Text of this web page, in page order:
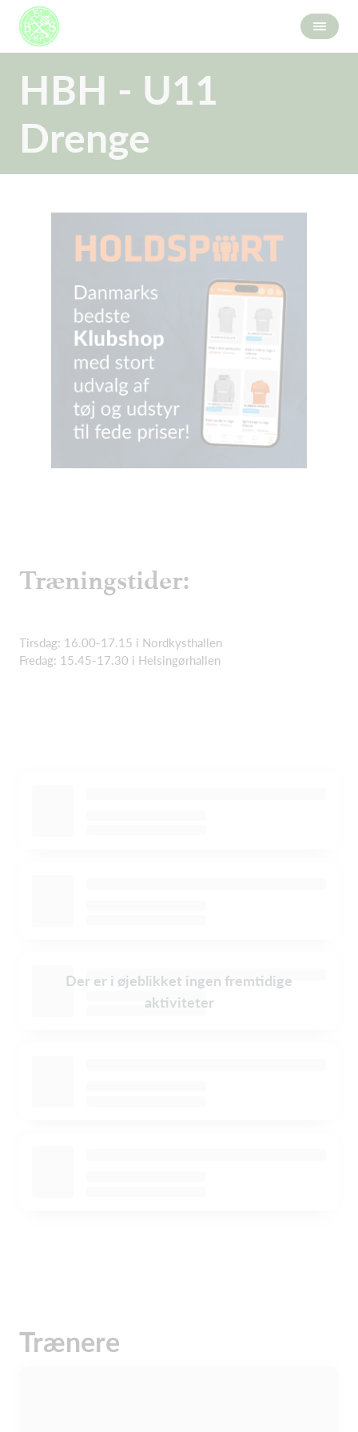
HBH - U11
Drenge
Træningstider:
Tirsdag: 16.00-17.15 i Nordkysthallen
Fredag: 15.45-17.30 i Helsingørhallen
Der er i øjeblikket ingen fremtidige
aktiviteter
Trænere